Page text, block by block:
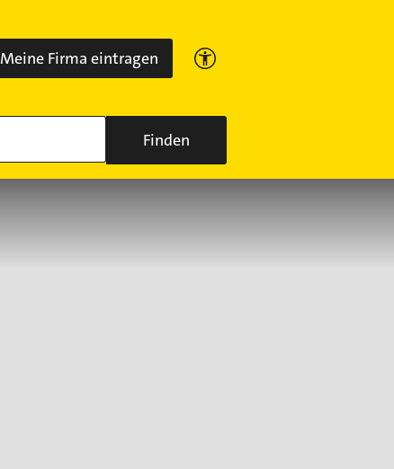
Meine Firma eintragen
Finden